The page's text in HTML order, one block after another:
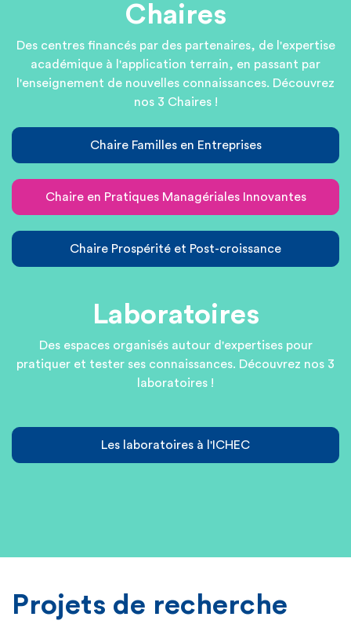
Chaires
Des centres financés par des partenaires, de l'expertise
académique à l'application terrain, en passant par
l'enseignement de nouvelles connaissances. Découvrez
nos 3 Chaires !
Chaire Familles en Entreprises
Chaire en Pratiques Managériales Innovantes
Chaire Prospérité et Post-croissance
Laboratoires
Des espaces organisés autour d'expertises pour
pratiquer et tester ses connaissances. Découvrez nos 3
laboratoires !
Les laboratoires à l'ICHEC
Projets de recherche